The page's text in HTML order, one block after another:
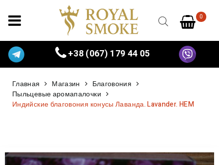
0
+38 (067) 179 44 05
Главная Магазин
Благовония
Пыльцевые аромапалочки
Индийские благовония конусы Лаванда. Lavander. HEM